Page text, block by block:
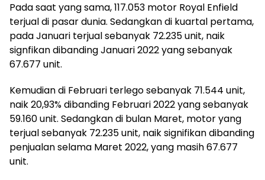
Pada saat yang sama, 117.053 motor Royal Enfield
terjual di pasar dunia. Sedangkan di kuartal pertama,
pada Januari terjual sebanyak 72.235 unit, naik
signfikan dibanding Januari 2022 yang sebanyak
67.677 unit.
Kemudian di Februari terlego sebanyak 71.544 unit,
naik 20,93% dibanding Februari 2022 yang sebanyak
59.160 unit. Sedangkan di bulan Maret, motor yang
terjual sebanyak 72.235 unit, naik signifikan dibanding
penjualan selama Maret 2022, yang masih 67.677
unit.